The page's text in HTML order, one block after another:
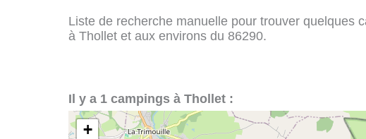
Liste de recherche manuelle pour trouver quelques
à Thollet et aux environs du 86290.
Il y a 1 campings à Thollet :
+